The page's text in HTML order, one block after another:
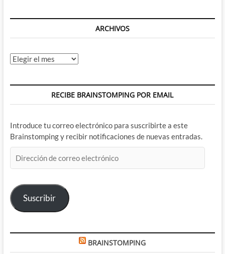
ARCHIVOS
Archivos
RECIBE BRAINSTOMPING POR EMAIL
Introduce tu correo electrónico para suscribirte a este
Brainstomping y recibir notificaciones de nuevas entradas.
de
electrónico
Suscribir
BRAINSTOMPING